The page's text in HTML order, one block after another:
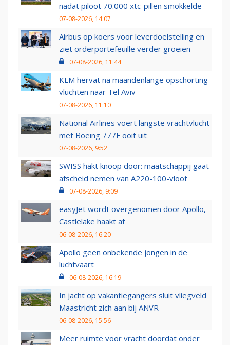
nadat piloot 70.000 xtc-pillen smokkelde
07-08-2026, 14:07
Airbus op koers voor leverdoelstelling en
ziet orderportefeuille verder groeien
07-08-2026, 11:44
KLM hervat na maandenlange opschorting
vluchten naar Tel Aviv
07-08-2026, 11:10
National Airlines voert langste vrachtvlucht
met Boeing 777F ooit uit
07-08-2026, 9:52
SWISS hakt knoop door: maatschappij gaat
afscheid nemen van A220-100-vloot
07-08-2026, 9:09
easyJet wordt overgenomen door Apollo,
Castlelake haakt af
06-08-2026, 16:20
Apollo geen onbekende jongen in de
luchtvaart
06-08-2026, 16:19
In jacht op vakantiegangers sluit vliegveld
Maastricht zich aan bij ANVR
06-08-2026, 15:56
Meer ruimte voor vracht doordat onder